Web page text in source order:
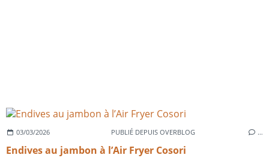
03/03/2026 PUBLIÉ DEPUIS OVERBLOG …
Endives au jambon à l’Air Fryer Cosori